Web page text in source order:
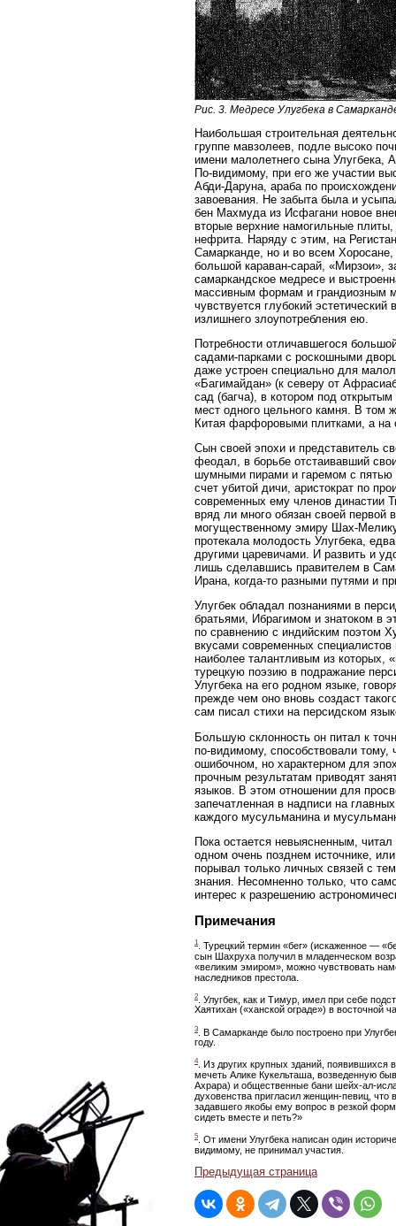
Рис. 3. Медресе Улугбека в
Наибольшая строительная
группе мавзолеев, подле высоко
имени малолетнего сына Улугбека,
По-видимому, при его же участии
Абди-Даруна, араба по
завоевания. Не забыта была и
бен Махмуда из Исфагани новое
вторые верхние намогильные
нефрита. Наряду с этим, на
Самарканде, но и во всем
большой караван-сарай, «Мирзои»,
самаркандское медресе и
массивным формам и грандиозным
чувствуется глубокий
излишнего злоупотребления ею.
Потребности отличавшегося
садами-парками с роскошными
даже устроен специально для
«Багимайдан» (к северу от
сад (багча), в котором под
мест одного цельного камня. В том
Китая фарфоровыми плитками, а на
Сын своей эпохи и представитель
феодал, в борьбе отстаивавший
шумными пирами и гаремом с
счет убитой дичи, аристократ по
современных ему членов династии
вряд ли много обязан своей первой
могущественному эмиру Шах-
протекала молодость Улугбека,
другими царевичами. И развить и
лишь сделавшись правителем в
Ирана, когда-то разными путями и
Улугбек обладал познаниями в
братьями, Ибрагимом и знатоком в
по сравнению с индийским поэтом
вкусами современных специалистов
наиболее талантливым из которых,
турецкую поэзию в подражание
Улугбека на его родном языке,
прежде чем оно вновь создаст
сам писал стихи на персидском
Большую склонность он питал к
по-видимому, способствовали тому,
ошибочном, но характерном для
прочным результатам приводят
языков. В этом отношении для
запечатленная в надписи на
каждого мусульманина и
Пока остается невыясненным,
одном очень позднем источнике,
порывал только личных связей с
знания. Несомненно только, что
интерес к разрешению
Примечания
1
. Турецкий термин «бег» (искаженное —
сын Шахруха получил в младенческом
«великим эмиром», можно чувствовать
наследников престола.
2
. Улугбек, как и Тимур, имел при себе
Хаятихан («ханской ограде») в восточной
3
. В Самарканде было построено при
году.
4. Из других крупных зданий, появившихся
мечеть Алике Кукельташа, возведенную
Ахрара) и общественные бани шейх-ал-
духовенства пригласил женщин-певиц,
задавшего якобы ему вопрос в резкой
сидеть вместе и петь?»
5
. От имени Улугбека написан один
видимому, не принимал участия.
Предыдущая страница